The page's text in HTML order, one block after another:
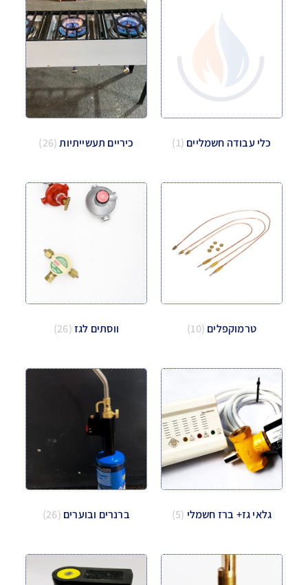
כלי עבודה חשמליים (1) כיריים תעשייתיות(26)
טרמוקפלים (10) ווסתים לגז(26)
גלאי גז+ ברז חשמלי (5) ברנרים ובוערים (26)